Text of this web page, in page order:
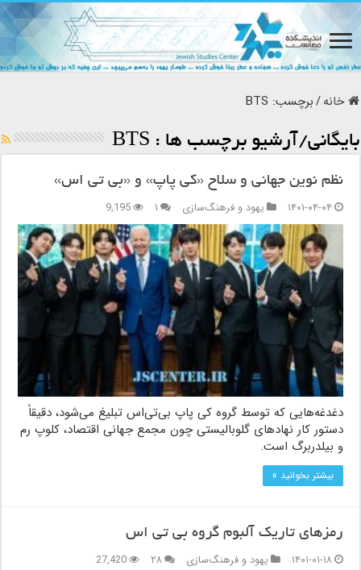
خانه/برچسب: BTS
بایگانی/آرشیو برچسب ها : BTS
نظم نوین جهانی و سلاح «کی پاپ» و «بی تی اس»
۱۴۰۱-۰۴-۰۴
یهود و فرهنگ‌سازی ۱ 9,195
دغدغه‌هایی که توسط گروه کی پاپ بی‌تی‌اس تبلیغ می‌شود، دقیقاً
دستور کار نهادهای گلوبالیستی چون مجمع جهانی اقتصاد، کلوپ رم
و بیلدربرگ است.
بیشتر بخوانید »
رمزهای تاریک آلبوم گروه بی تی اس
۱۴۰۱-۰۱-۱۸
یهود و فرهنگ‌سازی ۲۸ 27,420